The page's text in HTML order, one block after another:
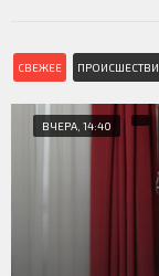
СВЕЖЕЕ
ВЧЕРА, 14:40